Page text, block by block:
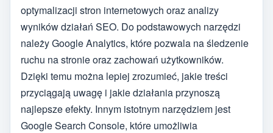
optymalizacji stron internetowych oraz analizy
wyników działań SEO. Do podstawowych narzędzi
należy Google Analytics, które pozwala na śledzenie
ruchu na stronie oraz zachowań użytkowników.
Dzięki temu można lepiej zrozumieć, jakie treści
przyciągają uwagę i jakie działania przynoszą
najlepsze efekty. Innym istotnym narzędziem jest
Google Search Console, które umożliwia